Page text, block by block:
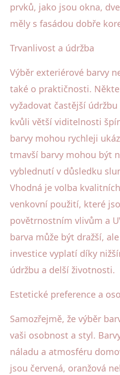
prvků, jako jsou okna,
měly s fasádou dobře
Trvanlivost a údržba
Výběr exteriérové barvy
také o praktičnosti.
vyžadovat častější
kvůli větší viditelnosti
barvy mohou rychleji
tmavší barvy mohou být
vyblednutí v důsledku
Vhodná je volba
venkovní použití, které
povětrnostním vlivům a
barva může být dražší,
investice vyplatí díky
údržbu a delší životnosti.
Estetické preference a
Samozřejmě, že výběr
vaši osobnost a styl.
náladu a atmosféru
jsou červená, oranžová